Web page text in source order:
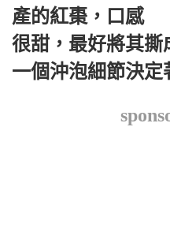
產的紅棗，口感
很甜，最好將其撕
一個沖泡細節決定